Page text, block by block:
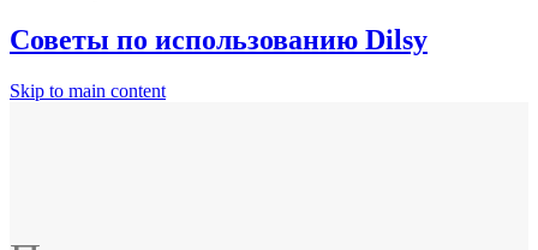
Советы по использованию Dilsy
Skip to main content